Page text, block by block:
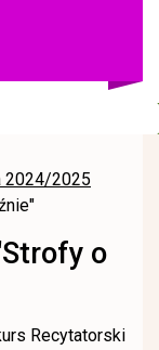
2024/2025
o
Recytatorski